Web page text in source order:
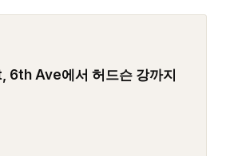
6th Ave에서 허드슨 강까지